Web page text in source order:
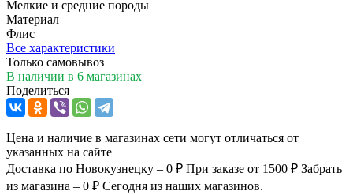
Мелкие и средние породы
Материал
Флис
Все характеристики
Только самовывоз
В наличии в 6 магазинах
Поделиться
Цена и наличие в магазинах сети могут отличаться от
указанных на сайте
Доставка по Новокузнецку – 0 ₽ При заказе от 1500 ₽ Забрать
из магазина – 0 ₽ Сегодня из наших магазинов.